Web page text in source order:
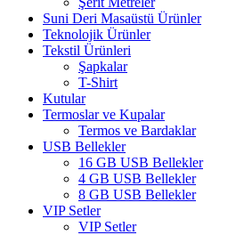
Suni Deri Masaüstü Ürünler
Teknolojik Ürünler
Tekstil Ürünleri
Şapkalar
T-Shirt
Kutular
Termoslar ve Kupalar
Termos ve Bardaklar
USB Bellekler
16 GB USB Bellekler
4 GB USB Bellekler
8 GB USB Bellekler
VIP Setler
VIP Setler